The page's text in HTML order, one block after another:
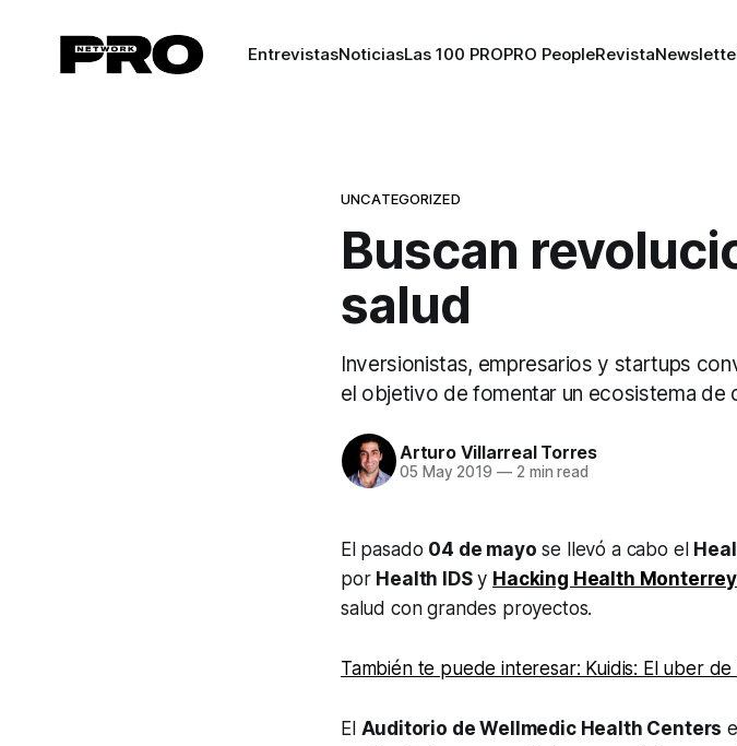
EntrevistasNoticiasLas 100 PROPRO PeopleRevista
UNCATEGORIZED
Buscan
salud
Inversionistas, empresarios y startups
el objetivo de fomentar un ecosistema de
Arturo Villarreal Torres
05 May 2019 —2 min read
El pasado 04 de mayo se llevó a cabo el
por Health IDSy Hacking Health Monterrey
salud con grandes proyectos.
También te puede interesar: Kuidis: El uber
El Auditorio de Wellmedic Health Centers